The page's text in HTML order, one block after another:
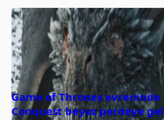
Game of Thrones evreninde
Conquest beyaz perdeye